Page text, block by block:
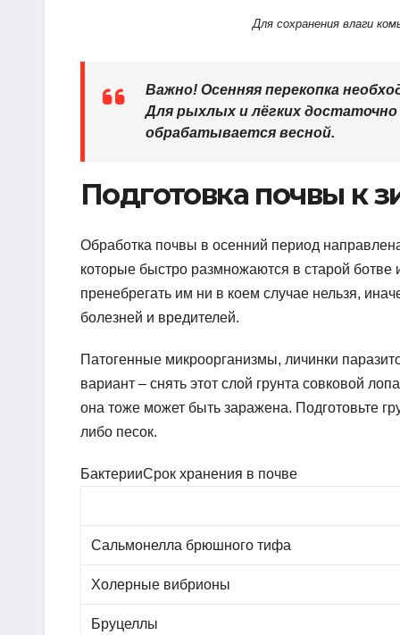
Для сохранения влаги
Важно! Осенняя перекопка
Для рыхлых и лёгких
обрабатывается весной.
Подготовка почвы к
Обработка почвы в осенний период
которые быстро размножаются в старой
пренебрегать им ни в коем случае нельзя,
болезней и вредителей.
Патогенные микроорганизмы, личинки
вариант – снять этот слой грунта совковой
она тоже может быть заражена. Подготовьте
либо песок.
БактерииСрок хранения в почве
Сальмонелла брюшного тифа
Холерные вибрионы
Бруцеллы